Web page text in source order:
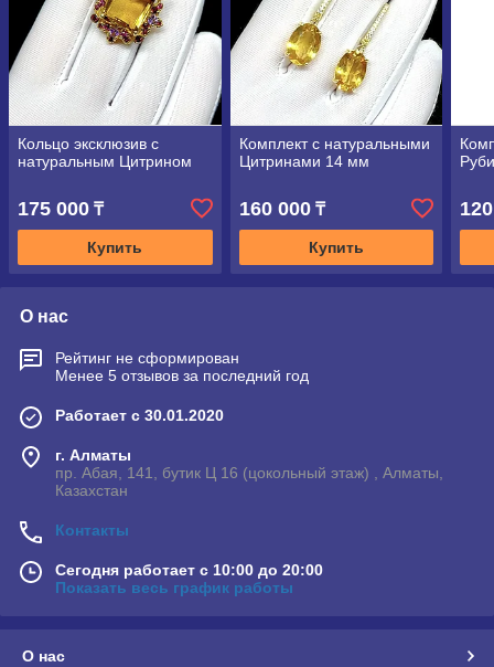
Кольцо эксклюзив с
натуральным Цитрином
175 000 ₸
Купить
Комплект с натуральными
Цитринами 14 мм
160 000₸
Купить
О нас
Рейтинг не сформирован
Менее 5 отзывов за последний год
Работает с 30.01.2020
г. Алматы
пр. Абая, 141, бутик Ц 16 (цокольный этаж) , Алматы,
Казахстан
Контакты
Сегодня работает с 10:00 до 20:00
Показать весь график работы
О нас